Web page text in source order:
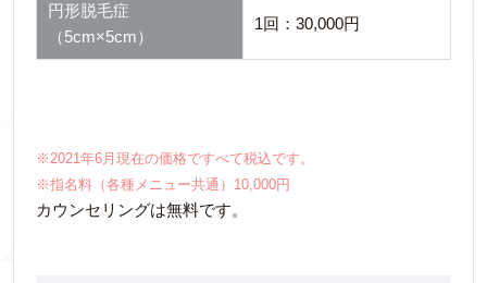
円形脱毛症
（5cm×5cm）
1回：30,000円
※2021年6月現在の価格ですべて税込です。
※指名料（各種メニュー共通）10,000円
カウンセリングは無料です。